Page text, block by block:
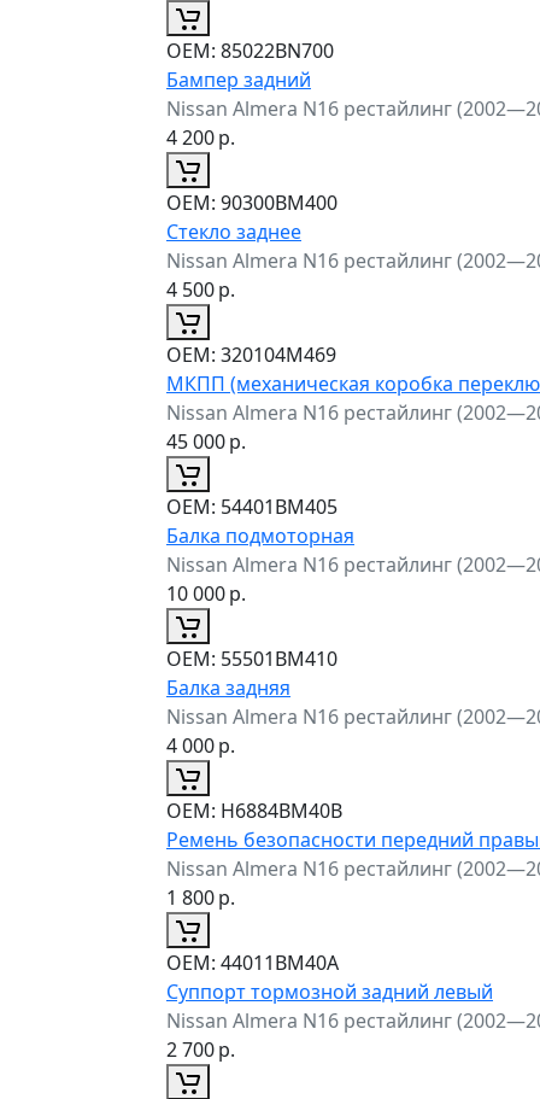
ОЕМ: 85022BN700
Бампер задний
Nissan Almera N16 рестайлинг
4 200р.
ОЕМ: 90300BM400
Стекло заднее
Nissan Almera N16 рестайлинг
4 500р.
ОЕМ: 320104M469
МКПП (механическая коробка
Nissan Almera N16 рестайлинг
45 000р.
ОЕМ: 54401BM405
Балка подмоторная
Nissan Almera N16 рестайлинг
10 000р.
ОЕМ: 55501BM410
Балка задняя
Nissan Almera N16 рестайлинг
4 000р.
ОЕМ: H6884BM40B
Ремень безопасности передний
Nissan Almera N16 рестайлинг
1 800р.
ОЕМ: 44011BM40A
Суппорт тормозной задний левый
Nissan Almera N16 рестайлинг
2 700р.